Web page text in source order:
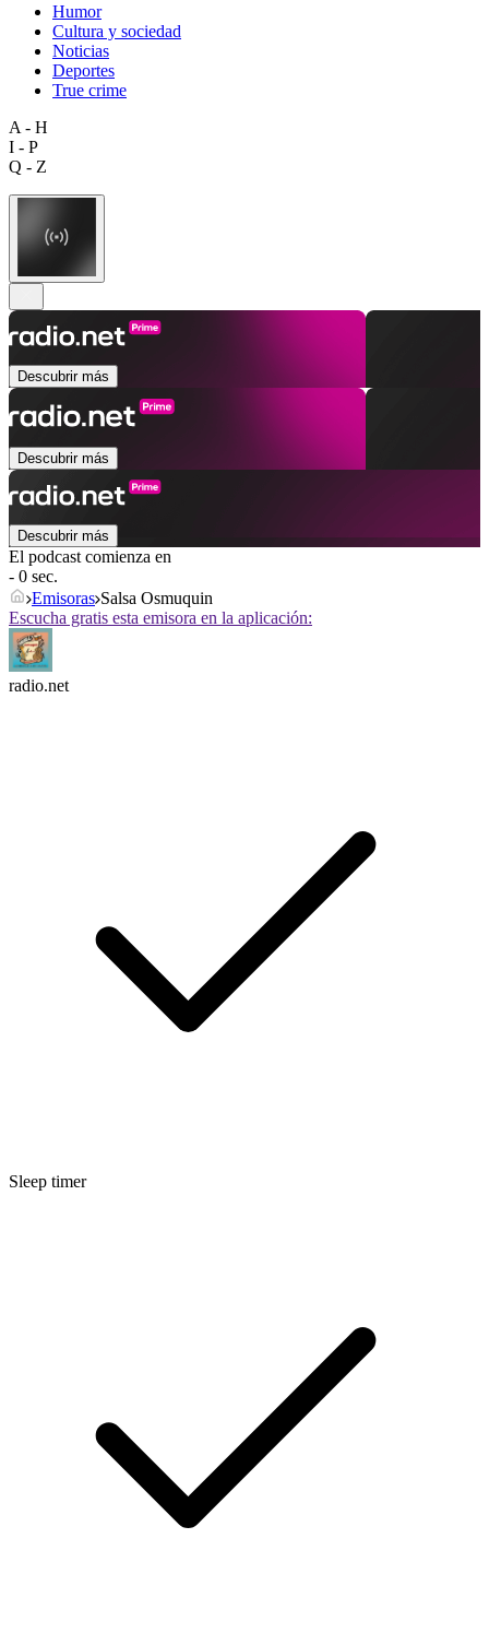
Humor
Cultura y sociedad
Noticias
Deportes
True crime
A - H
I - P
Q - Z
Descubrir más
Descubrir más
Descubrir más
El podcast comienza en
- 0 sec.
Emisoras Salsa Osmuquin
Escucha gratis esta emisora en la aplicación:
radio.net
Sleep timer